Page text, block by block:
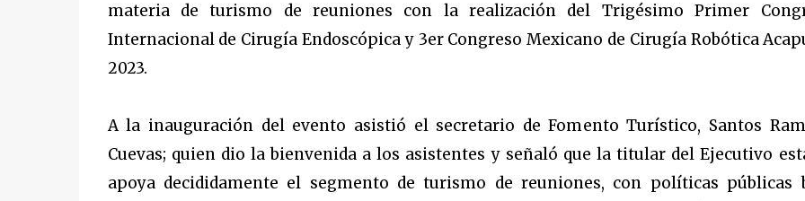
materia de turismo de reuniones con la realización del Trigésimo Primer
Internacional de Cirugía Endoscópica y 3er Congreso Mexicano de Cirugía Robótica
2023.
A la inauguración del evento asistió el secretario de Fomento Turístico, Santos
Cuevas; quien dio la bienvenida a los asistentes y señaló que la titular del Ejecutivo
apoya decididamente el segmento de turismo de reuniones, con políticas públicas